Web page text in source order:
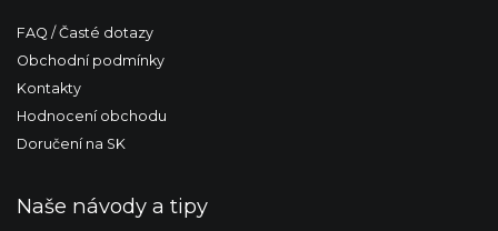
FAQ / Časté dotazy
Obchodní podmínky
Kontakty
Hodnocení obchodu
Doručení na SK
Naše návody a tipy